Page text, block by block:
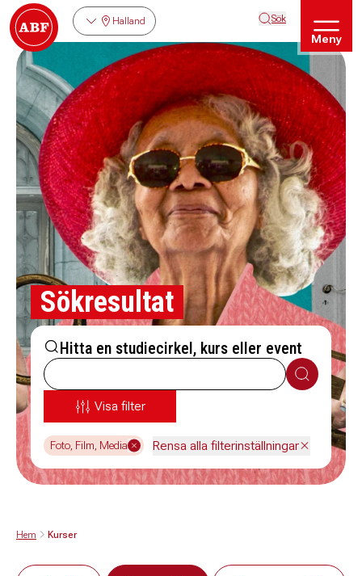
Halland Sök
Meny
Sökresultat
Hitta en studiecirkel, kurs eller event
Sök
Visa filter
Foto, Film, Media Rensa alla filterinställningar
Hem Kurser